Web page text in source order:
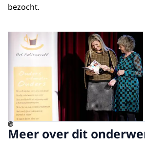
bezocht.
©
Meer over dit